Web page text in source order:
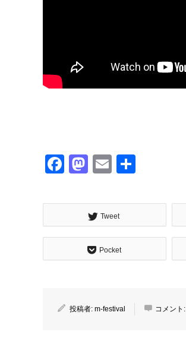
Facebook
Mastodon
Email
Tweet
Pocket
投稿者: m-festival コメント: